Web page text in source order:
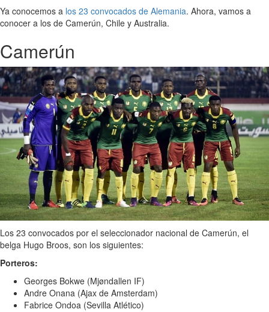
Ya conocemos a los 23 convocados de Alemania. Ahora, vamos a
conocer a los de Camerún, Chile y Australia.
Camerún
Los 23 convocados por el seleccionador nacional de Camerún, el
belga Hugo Broos, son los siguientes:
Porteros:
Georges Bokwe (Mjøndallen IF)
Andre Onana (Ajax de Amsterdam)
Fabrice Ondoa (Sevilla Atlético)